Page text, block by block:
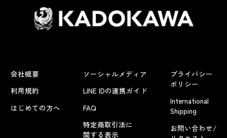
会社概要
利用規約
はじめての方へ
ソーシャルメディア
LINE IDの連携ガイド
FAQ
特定商取引法に
関する表示
プライバシー
ポリシー
International
Shipping
お問い合わせ/